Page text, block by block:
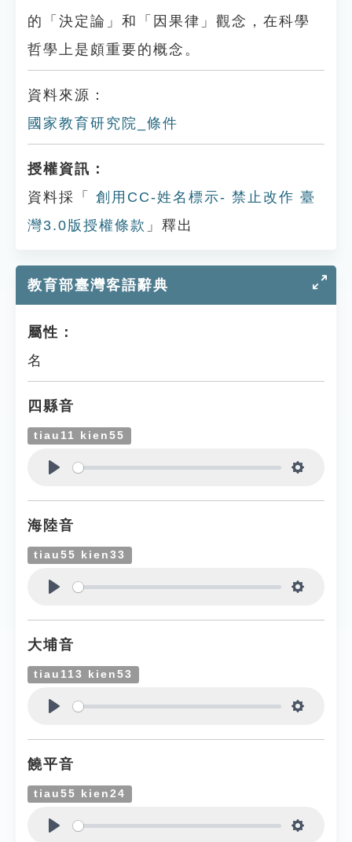
的「決定論」和「因果律」觀念，在科學
哲學上是頗重要的概念。
資料來源：
國家教育研究院_條件
授權資訊：
資料採「
創用CC-姓名標示- 禁止改作 臺
灣3.0版授權條款 」釋出
教育部臺灣客語辭典
屬性：
名
四縣音
tiau11 kien55
海陸音
tiau55 kien33
大埔音
tiau113 kien53
饒平音
tiau55 kien24